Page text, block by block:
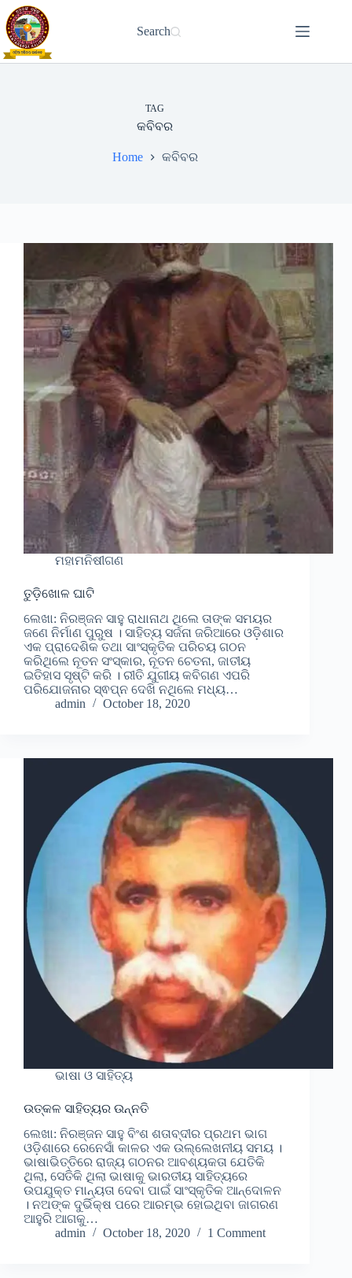
Skip
to
content
Search
TAG
କବିବର
Home କବିବର
ମହାମନିଷୀଗଣ
ତୁଡ଼ିଖୋଳ ଘାଟି
ଲେଖା: ନିରଞ୍ଜନ ସାହୁ ରାଧାନାଥ ଥିଲେ ତାଙ୍କ ସମୟର
ଜଣେ ନିର୍ମାଣ ପୁରୁଷ । ସାହିତ୍ୟ ସର୍ଜନା ଜରିଆରେ ଓଡ଼ିଶାର
ଏକ ପ୍ରାଦେଶିକ ତଥା ସାଂସ୍କୃତିକ ପରିଚୟ ଗଠନ
କରିଥିଲେ ନୂତନ ସଂସ୍କାର, ନୂତନ ଚେତନା, ଜାତୀୟ
ଇତିହାସ ସୃଷ୍ଟି କରି । ରୀତି ଯୁଗୀୟ କବିଗଣ ଏପରି
ପରିଯୋଜନାର ସ୍ଵପ୍ନ ଦେଖି ନଥିଲେ ମଧ୍ୟ…
admin
October 18, 2020
ଭାଷା ଓ ସାହିତ୍ୟ
ଉତ୍କଳ ସାହିତ୍ୟର ଉନ୍ନତି
ଲେଖା: ନିରଞ୍ଜନ ସାହୁ ବିଂଶ ଶତାବ୍ଦୀର ପ୍ରଥମ ଭାଗ
ଓଡ଼ିଶାରେ ରେନେସାଁ କାଳର ଏକ ଉଲ୍ଲେଖନୀୟ ସମୟ ।
ଭାଷାଭିତ୍ତିରେ ରାଜ୍ୟ ଗଠନର ଆବଶ୍ୟକତା ଯେତିକି
ଥିଲା, ସେତିକି ଥିଲା ଭାଷାକୁ ଭାରତୀୟ ସାହିତ୍ୟରେ
ଉପଯୁକ୍ତ ମାନ୍ୟତା ଦେବା ପାଇଁ ସାଂସ୍କୃତିକ ଆନ୍ଦୋଳନ
। ନଅଙ୍କ ଦୁର୍ଭିକ୍ଷ ପରେ ଆରମ୍ଭ ହୋଇଥିବା ଜାଗରଣ
ଆହୁରି ଆଗକୁ…
admin
October 18, 2020 1 Comment